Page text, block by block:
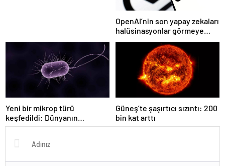
OpenAI’nin son yapay zekaları
halüsinasyonlar görmeye
başladı
Yeni bir mikrop türü
keşfedildi: Dünyanın
kurtuluşu artık zor değil, bu
Güneş’te şaşırtıcı sızıntı: 200
bin kat arttı